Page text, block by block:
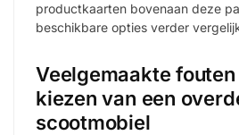
productkaarten bovenaan deze
beschikbare opties verder
Veelgemaakte
kiezen van een
scootmobiel